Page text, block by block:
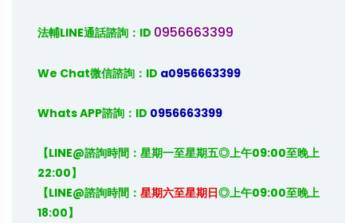
法輔LINE通話諮詢：ID 0956663399
We Chat微信諮詢：ID a0956663399
Whats APP諮詢：ID 0956663399
【LINE@諮詢時間：星期一至星期五◎上午09:00至晚上
22:00】
【LINE@諮詢時間： 星期六至星期日◎上午09:00至晚上
18:00】